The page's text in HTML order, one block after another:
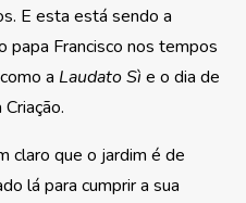
E esta está sendo a
papa Francisco nos tempos
a Laudato Sì e o dia de
claro que o jardim é de
lá para cumprir a sua